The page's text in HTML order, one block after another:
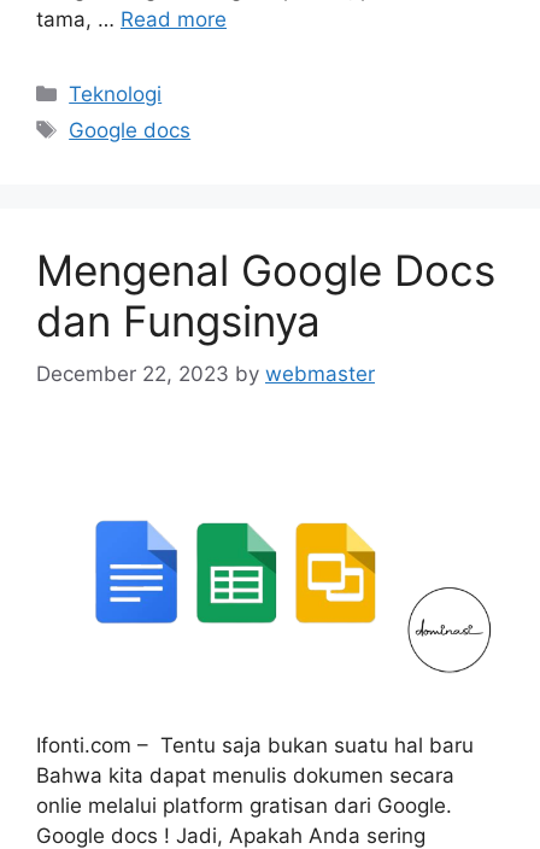
tama, … Read more
Categories
Teknologi
Tags
Google docs
Mengenal Google Docs
dan Fungsinya
December 22, 2023 by webmaster
Ifonti.com – Tentu saja bukan suatu hal baru
Bahwa kita dapat menulis dokumen secara
onlie melalui platform gratisan dari Google.
Google docs ! Jadi, Apakah Anda sering